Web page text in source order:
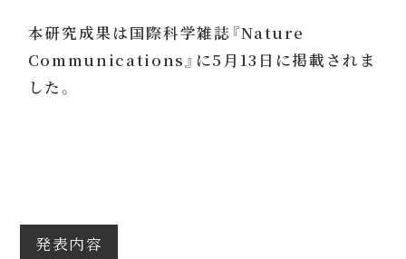
本研究成果は国際科学雑誌『Nature
Communications』に5月13日に掲載されま
した。
発表内容